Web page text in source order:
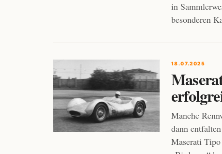
in
besonderen
18.07.2025
Manche
dann
Maserati